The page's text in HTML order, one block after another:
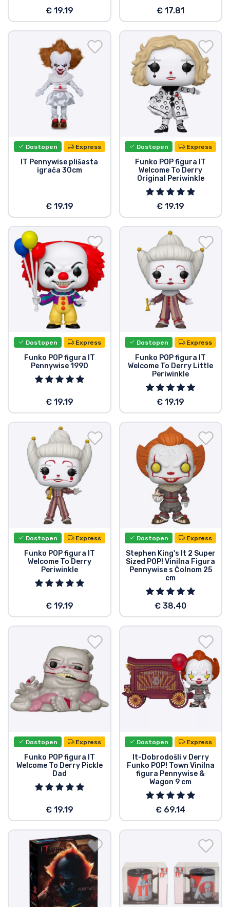
€ 19.19 € 17.81
Dostopen Express
IT Pennywise plišasta
igrača 30cm
€ 19.19
Dostopen Express
Funko POP figura IT
Welcome To Derry
Original Periwinkle
€ 19.19
Dostopen Express
Funko POP figura IT
Pennywise 1990
€ 19.19
Dostopen Express
Funko POP figura IT
Welcome To Derry Little
Periwinkle
€ 19.19
Dostopen Express
Funko POP figura IT
Welcome To Derry
Periwinkle
€ 19.19
Dostopen Express
Stephen King's It 2 Super
Sized POP! Vinilna Figura
Pennywise s Čolnom 25
cm
€ 38.40
Dostopen Express
Funko POP figura IT
Welcome To Derry Pickle
Dad
€ 19.19
Dostopen Express
It-Dobrodošli v Derry
Funko POP! Town Vinilna
figura Pennywise &
Wagon 9 cm
€ 69.14